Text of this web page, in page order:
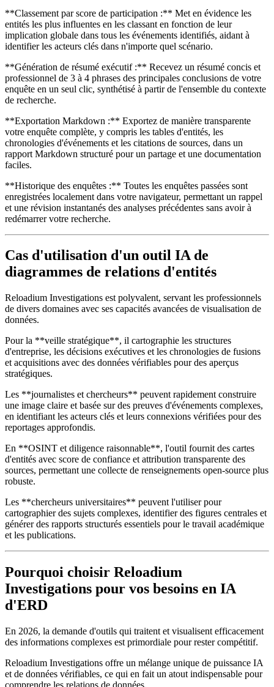
**Classement par score de participation :** Met en évidence les
entités les plus influentes en les classant en fonction de leur
implication globale dans tous les événements identifiés, aidant à
identifier les acteurs clés dans n'importe quel scénario.
**Génération de résumé exécutif :** Recevez un résumé concis et
professionnel de 3 à 4 phrases des principales conclusions de votre
enquête en un seul clic, synthétisé à partir de l'ensemble du contexte
de recherche.
**Exportation Markdown :** Exportez de manière transparente
votre enquête complète, y compris les tables d'entités, les
chronologies d'événements et les citations de sources, dans un
rapport Markdown structuré pour un partage et une documentation
faciles.
**Historique des enquêtes :** Toutes les enquêtes passées sont
enregistrées localement dans votre navigateur, permettant un rappel
et une révision instantanés des analyses précédentes sans avoir à
redémarrer votre recherche.
Cas d'utilisation d'un outil IA de
diagrammes de relations d'entités
Reloadium Investigations est polyvalent, servant les professionnels
de divers domaines avec ses capacités avancées de visualisation de
données.
Pour la **veille stratégique**, il cartographie les structures
d'entreprise, les décisions exécutives et les chronologies de fusions
et acquisitions avec des données vérifiables pour des aperçus
stratégiques.
Les **journalistes et chercheurs** peuvent rapidement construire
une image claire et basée sur des preuves d'événements complexes,
en identifiant les acteurs clés et leurs connexions vérifiées pour des
reportages approfondis.
En **OSINT et diligence raisonnable**, l'outil fournit des cartes
d'entités avec score de confiance et attribution transparente des
sources, permettant une collecte de renseignements open-source plus
robuste.
Les **chercheurs universitaires** peuvent l'utiliser pour
cartographier des sujets complexes, identifier des figures centrales et
générer des rapports structurés essentiels pour le travail académique
et les publications.
Pourquoi choisir Reloadium
Investigations pour vos besoins en IA
d'ERD
En 2026, la demande d'outils qui traitent et visualisent efficacement
des informations complexes est primordiale pour rester compétitif.
Reloadium Investigations offre un mélange unique de puissance IA
et de données vérifiables, ce qui en fait un atout indispensable pour